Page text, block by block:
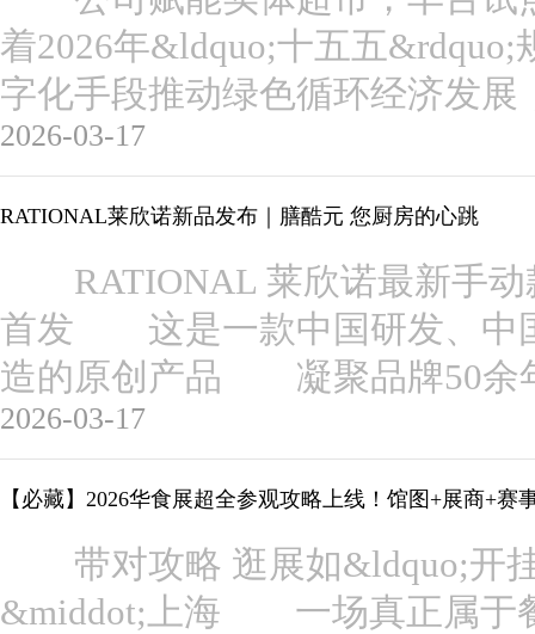
着2026年&ldquo;十五五
字化手段推动绿色循环经济发
2026-03-17
RATIONAL莱欣诺新品发布｜膳酷元 您厨房的心跳
RATIONAL 莱欣诺最新手
首发 这是一款中国研发、中
造的原创产品 凝聚品牌50余
2026-03-17
【必藏】2026华食展超全参观攻略上线！馆图+展商+
带对攻略 逛展如&ldquo;开
&middot;上海 一场真正属于